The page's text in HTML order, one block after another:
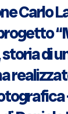
Carlo
di